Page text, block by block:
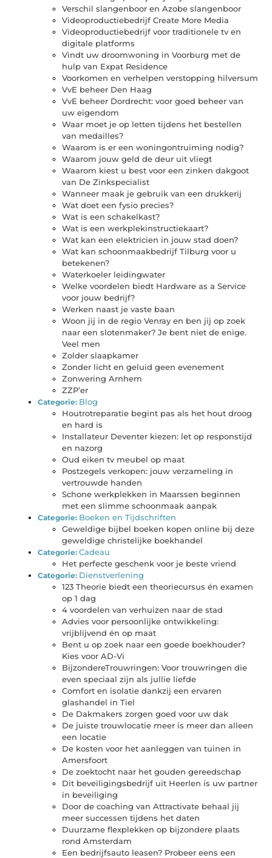
Verschil slangenboor en Azobe slangenboor
Videoproductiebedrijf Create More Media
Videoproductiebedrijf voor traditionele tv en
digitale platforms
Vindt uw droomwoning in Voorburg met de
hulp van Expat Residence
Voorkomen en verhelpen verstopping hilversum
VvE beheer Den Haag
VvE beheer Dordrecht: voor goed beheer van
uw eigendom
Waar moet je op letten tijdens het bestellen
van medailles?
Waarom is er een woningontruiming nodig?
Waarom jouw geld de deur uit vliegt
Waarom kiest u best voor een zinken dakgoot
van De Zinkspecialist
Wanneer maak je gebruik van een drukkerij
Wat doet een fysio precies?
Wat is een schakelkast?
Wat is een werkplekinstructiekaart?
Wat kan een elektricien in jouw stad doen?
Wat kan schoonmaakbedrijf Tilburg voor u
betekenen?
Waterkoeler leidingwater
Welke voordelen biedt Hardware as a Service
voor jouw bedrijf?
Werken naast je vaste baan
Woon jij in de regio Venray en ben jij op zoek
naar een slotenmaker? Je bent niet de enige.
Veel men
Zolder slaapkamer
Zonder licht en geluid geen evenement
Zonwering Arnhem
ZZP’er
Categorie: Blog
Houtrotreparatie begint pas als het hout droog
en hard is
Installateur Deventer kiezen: let op responstijd
en nazorg
Oud eiken tv meubel op maat
Postzegels verkopen: jouw verzameling in
vertrouwde handen
Schone werkplekken in Maarssen beginnen
met een slimme schoonmaak aanpak
Categorie: Boeken en Tijdschriften
Geweldige bijbel boeken kopen online bij deze
geweldige christelijke boekhandel
Categorie: Cadeau
Het perfecte geschenk voor je beste vriend
Categorie: Dienstverlening
123 Theorie biedt een theoriecursus én examen
op 1 dag
4 voordelen van verhuizen naar de stad
Advies voor persoonlijke ontwikkeling:
vrijblijvend én op maat
Bent u op zoek naar een goede boekhouder?
Kies voor AD-Vi
BijzondereTrouwringen: Voor trouwringen die
even speciaal zijn als jullie liefde
Comfort en isolatie dankzij een ervaren
glashandel in Tiel
De Dakmakers zorgen goed voor uw dak
De juiste trouwlocatie meer is meer dan alleen
een locatie
De kosten voor het aanleggen van tuinen in
Amersfoort
De zoektocht naar het gouden gereedschap
Dit beveiligingsbedrijf uit Heerlen is uw partner
in beveiliging
Door de coaching van Attractivate behaal jij
meer successen tijdens het daten
Duurzame flexplekken op bijzondere plaats
rond Amsterdam
Een bedrijfsauto leasen? Probeer eens een